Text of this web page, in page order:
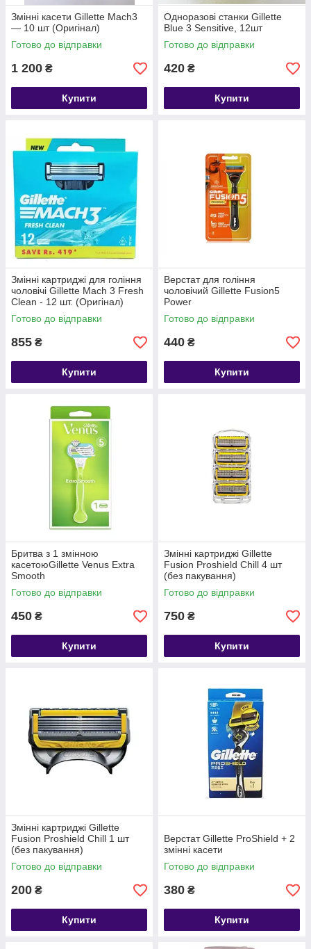
Змінні касети Gillette Mach3
— 10 шт (Оригінал)
Готово до відправки
1 200 ₴
Купити
Одноразові станки Gillette
Blue 3 Sensitive, 12шт
Готово до відправки
420 ₴
Купити
Змінні картриджі для гоління
чоловічі Gillette Mach 3 Fresh
Clean - 12 шт. (Оригінал)
Готово до відправки
855 ₴
Купити
Верстат для гоління
чоловічий Gillette Fusion5
Power
Готово до відправки
440 ₴
Купити
Бритва з 1 змінною
касетоюGillette Venus Extra
Smooth
Готово до відправки
450 ₴
Купити
Змінні картриджі Gillette
Fusion Proshield Chill 4 шт
(без пакування)
Готово до відправки
750 ₴
Купити
Змінні картриджі Gillette
Fusion Proshield Chill 1 шт
(без пакування)
Готово до відправки
200 ₴
Купити
Верстат Gillette ProShield + 2
змінні касети
Готово до відправки
380 ₴
Купити